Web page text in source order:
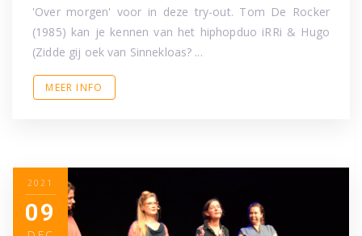
'Over morgen' voor in deze try-out. Tom De Rocker
(1985) kan je kennen van het hiphopduo iRRi & Hugo
(Zidde gij oek van Sinnekloas? ...
MEER INFO
2021
09